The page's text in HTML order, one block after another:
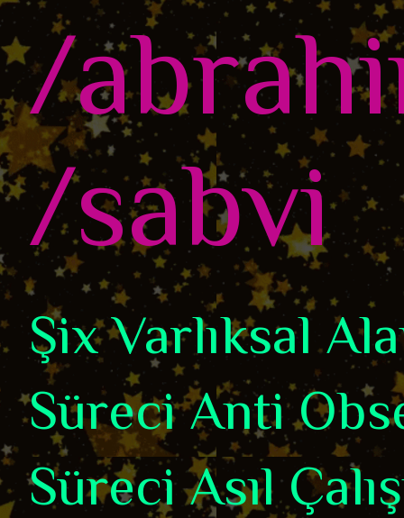
/
/sabvi
Şix Varlıksal
Süreci Anti
Süreci Asıl